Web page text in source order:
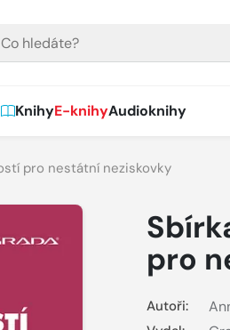
KnihyE-knihyAudioknihy
pro nestátní neziskovky
pro
Autoři: